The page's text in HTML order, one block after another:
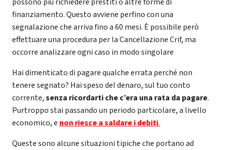
finanziamento. Questo avviene perfino con una
segnalazione che arriva fino a 60 mesi. È possibile però
effettuare una procedura per la Cancellazione Crif, ma
occorre analizzare ogni caso in modo singolare
Hai dimenticato di pagare qualche errata perché non
tenere segnato? Hai speso del denaro, sul tuo conto
corrente,senza ricordarti che c’era una rata da pagare.
Purtroppo stai passando un periodo particolare, a livello
economico, e non riesce a saldare i debiti.
Queste sono alcune situazioni tipiche che portano ad